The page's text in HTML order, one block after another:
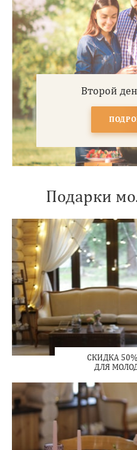
Второй
Подарки
СКИДКА
ДЛЯ